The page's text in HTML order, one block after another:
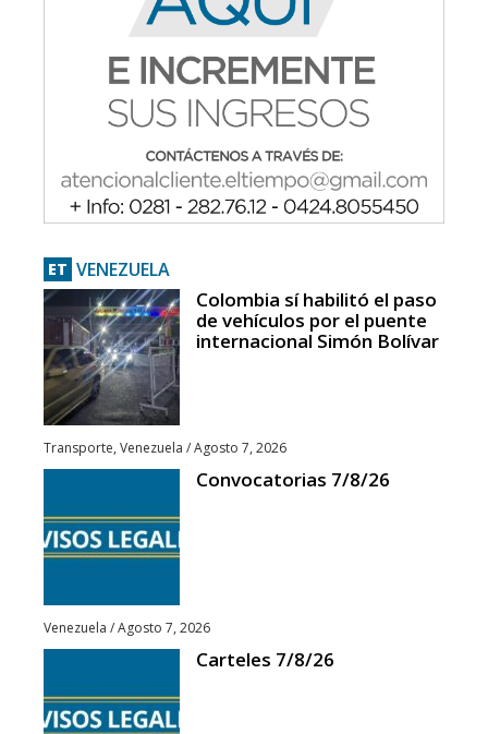
ET VENEZUELA
Colombia sí habilitó el paso
de vehículos por el puente
internacional Simón Bolívar
Transporte, Venezuela /Agosto 7, 2026
Convocatorias 7/8/26
Venezuela /Agosto 7, 2026
Carteles 7/8/26